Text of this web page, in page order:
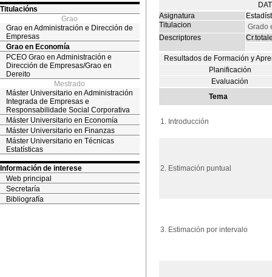
Titulacións
Grao
Grao en Administración e Dirección de
Empresas
Grao en Economía
PCEO Grao en Administración e
Dirección de Empresas/Grao en
Dereito
Mestrado
Máster Universitario en Administración
Integrada de Empresas e
Responsabilidade Social Corporativa
Máster Universitario en Economía
Máster Universitario en Finanzas
Máster Universitario en Técnicas
Estatísticas
Información de interese
Web principal
Secretaría
Bibliografía
Asignatura
Titulacion
Grado
Descriptores
Resultados de Formación y
Planificación
Evaluación
Tema
1. Introducción
2. Estimación puntual
3. Estimación por intervalo